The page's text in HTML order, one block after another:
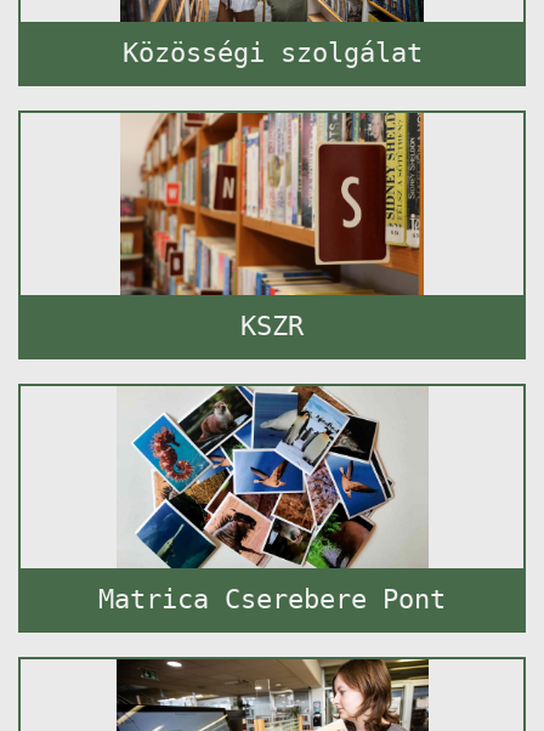
Közösségi szolgálat
KSZR
Matrica Cserebere Pont